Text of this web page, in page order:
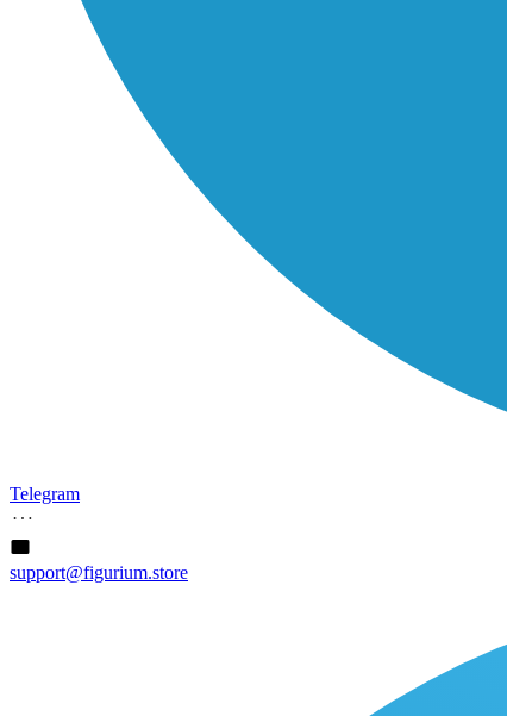
Telegram
support@figurium.store